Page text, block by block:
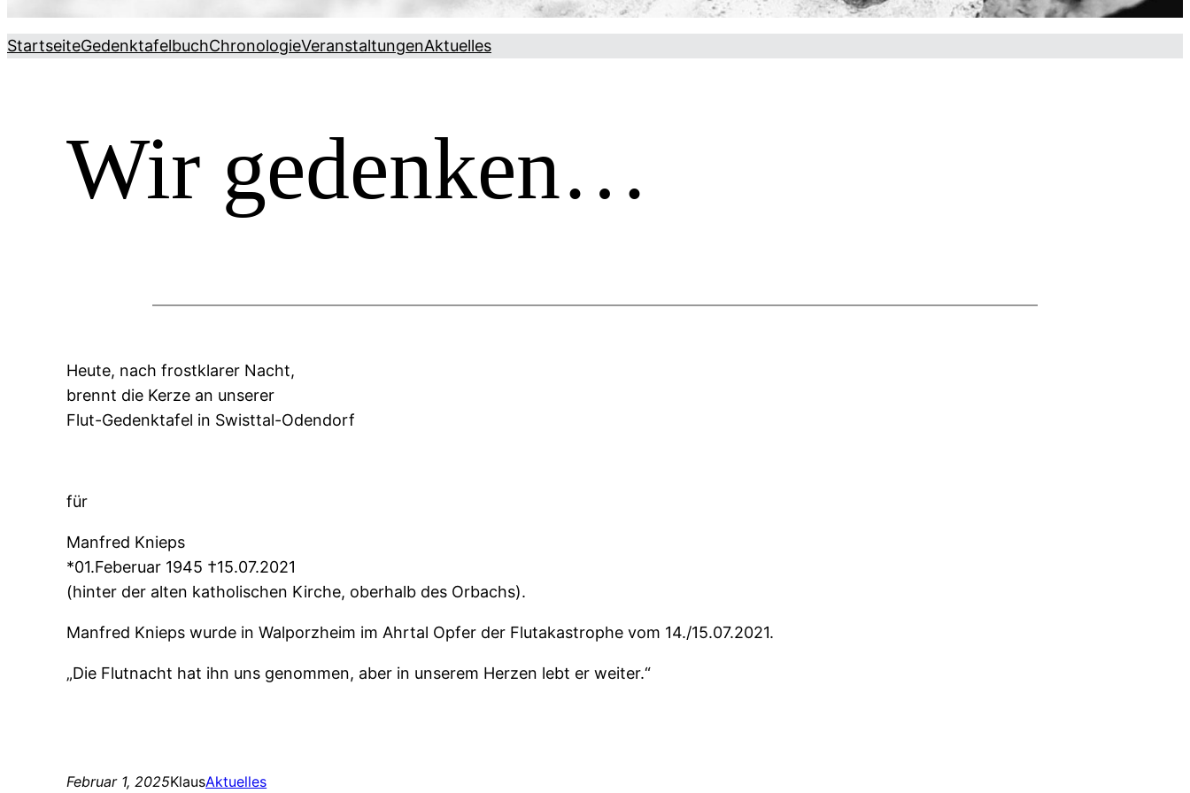
StartseiteGedenktafelbuchChronologieVeranstaltungenAktuelles
Wir gedenken…
Heute, nach frostklarer Nacht,
brennt die Kerze an unserer
Flut-Gedenktafel in Swisttal-Odendorf
für
Manfred Knieps
*01.Feberuar 1945 †15.07.2021
(hinter der alten katholischen Kirche, oberhalb des Orbachs).
Manfred Knieps wurde in Walporzheim im Ahrtal Opfer der Flutakastrophe vom 14./15.07.2021.
„Die Flutnacht hat ihn uns genommen, aber in unserem Herzen lebt er weiter.“
Februar 1, 2025KlausAktuelles